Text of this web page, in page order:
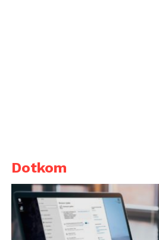
Dotkom